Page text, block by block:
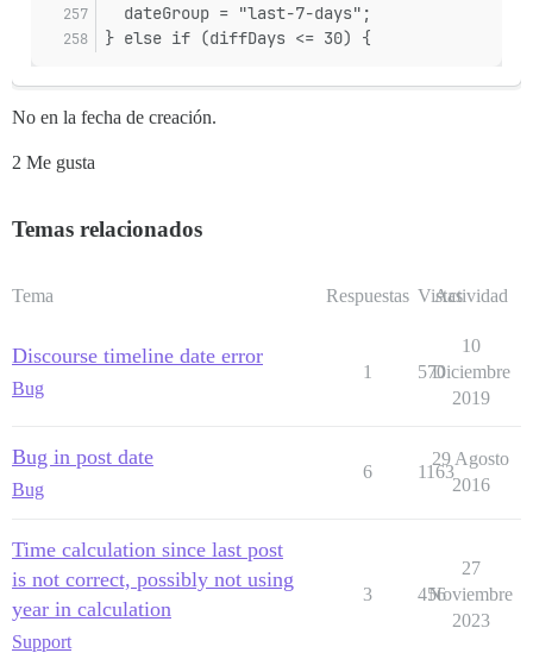
  dateGroup = "last-7-days";
} else if (diffDays <= 30) {
No en la fecha de creación.
2 Me gusta
Temas relacionados
Tema Respuestas Vistas
Actividad
Discourse timeline date error
Bug
1 570
10
Diciembre
2019
Bug in post date
Bug
6 1163
29 Agosto
2016
Time calculation since last post
is not correct, possibly not using
year in calculation
Support
3 456
27
Noviembre
2023